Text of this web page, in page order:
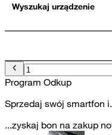
Wyszukaj urządzenie
Program Odkup
Sprzedaj swój smartfon
...zyskaj bon na zakup